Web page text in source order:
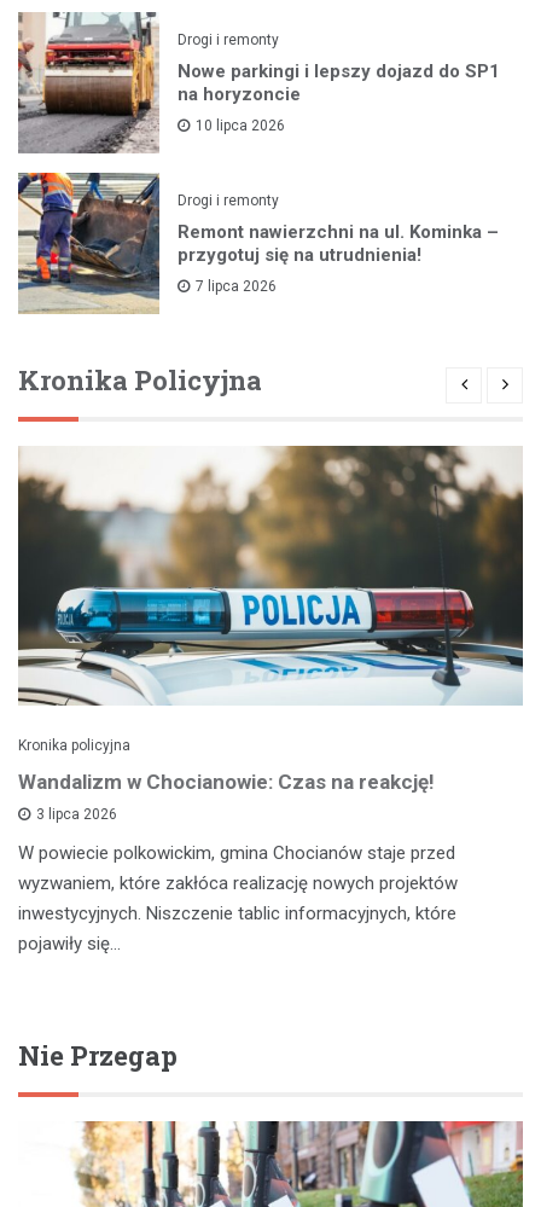
Drogi i remonty
Nowe parkingi i lepszy dojazd do SP1
na horyzoncie
10 lipca 2026
Drogi i remonty
Remont nawierzchni na ul. Kominka –
przygotuj się na utrudnienia!
7 lipca 2026
Kronika Policyjna
Kronika policyjna
Wandalizm w Chocianowie: Czas na reakcję!
3 lipca 2026
W powiecie polkowickim, gmina Chocianów staje przed
wyzwaniem, które zakłóca realizację nowych projektów
inwestycyjnych. Niszczenie tablic informacyjnych, które
pojawiły się…
Nie Przegap